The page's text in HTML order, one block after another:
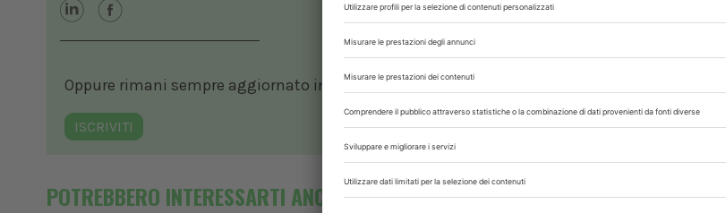
Oppure rimani sempre aggiornato in ambito veterinario, iscrivendoti alla nostra newsletter!
ISCRIVITI
POTREBBERO INTERESSARTI ANCHE